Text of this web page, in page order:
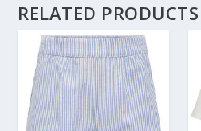
RELATED PRODUCTS